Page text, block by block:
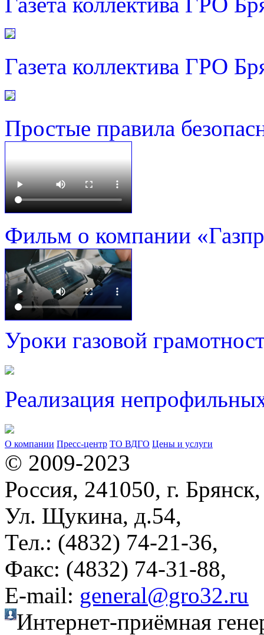
Газета коллектива ГРО
Простые правила
Фильм о компании
Уроки газовой
Реализация
О компании Пресс-центр ТО ВДГО Цены и услуги
© 2009-2023
Россия, 241050, г. Брянск,
Ул. Щукина, д.54,
Тел.: (4832) 74-21-36,
Факс: (4832) 74-31-88,
Е-mail: general@gro32.ru
Интернет-приёмная